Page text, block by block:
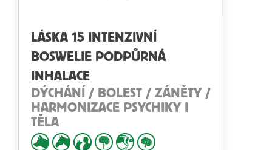
LÁSKA 15 INTENZIVNÍ
BOSWELIE PODPŮRNÁ
INHALACE
DÝCHÁNÍ / BOLEST / ZÁNĚTY /
HARMONIZACE PSYCHIKY I
TĚLA